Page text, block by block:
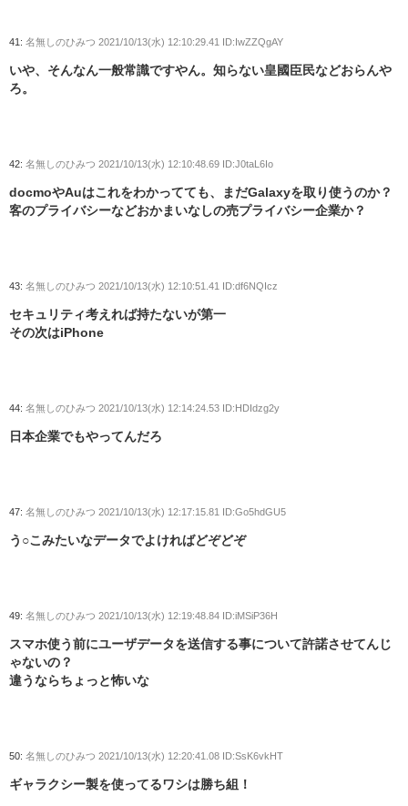
41: 名無しのひみつ 2021/10/13(水) 12:10:29.41 ID:IwZZQgAY
いや、そんなん一般常識ですやん。知らない皇國臣民などおらんや
ろ。
42: 名無しのひみつ 2021/10/13(水) 12:10:48.69 ID:J0taL6Io
docmoやAuはこれをわかってても、まだGalaxyを取り使うのか？
客のプライバシーなどおかまいなしの売プライバシー企業か？
43: 名無しのひみつ 2021/10/13(水) 12:10:51.41 ID:df6NQIcz
セキュリティ考えれば持たないが第一
その次はiPhone
44: 名無しのひみつ 2021/10/13(水) 12:14:24.53 ID:HDIdzg2y
日本企業でもやってんだろ
47: 名無しのひみつ 2021/10/13(水) 12:17:15.81 ID:Go5hdGU5
う○こみたいなデータでよければどぞどぞ
49: 名無しのひみつ 2021/10/13(水) 12:19:48.84 ID:iMSiP36H
スマホ使う前にユーザデータを送信する事について許諾させてんじ
ゃないの？
違うならちょっと怖いな
50: 名無しのひみつ 2021/10/13(水) 12:20:41.08 ID:SsK6vkHT
ギャラクシー製を使ってるワシは勝ち組！